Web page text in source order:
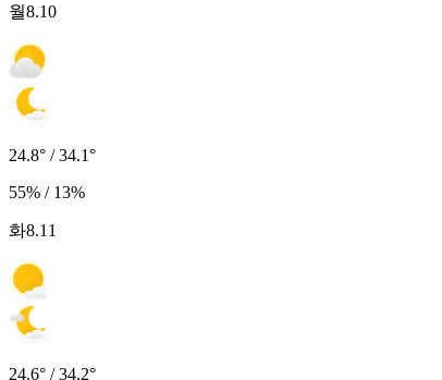
월8.10
24.8° / 34.1°
55% / 13%
화8.11
24.6° / 34.2°